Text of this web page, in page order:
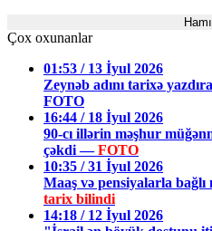
Çox oxunanlar
01:53 / 13 İyul 2026
Zeynəb adını tarixə
FOTO
16:44 / 18 İyul 2026
90-cı illərin məşhur
çəkdi —FOTO
10:35 / 31 İyul 2026
Maaş və pensiyalarla bağlı
tarix bilindi
14:18 / 12 İyul 2026